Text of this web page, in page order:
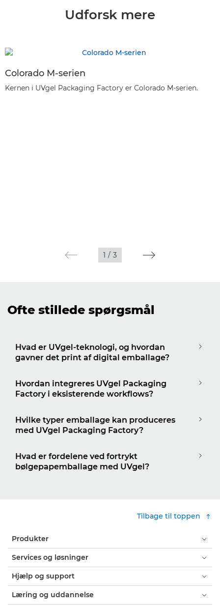
Udforsk mere
Colorado M-serien
Kernen i UVgel Packaging Factory er Colorado M-serien.
1 / 3
Ofte stillede spørgsmål
Hvad er UVgel-teknologi, og hvordan
gavner det print af digital emballage?
Hvordan integreres UVgel Packaging
Factory i eksisterende workflows?
Hvilke typer emballage kan produceres
med UVgel Packaging Factory?
Hvad er fordelene ved fortrykt
bølgepapemballage med UVgel?
Tilbage til toppen
Produkter
Services og løsninger
Hjælp og support
Læring og uddannelse